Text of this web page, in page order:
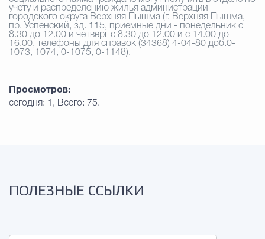
учету и распределению жилья администрации
городского округа Верхняя Пышма (г. Верхняя Пышма,
пр. Успенский, зд. 115, приемные дни - понедельник с
8.30 до 12.00 и четверг с 8.30 до 12.00 и с 14.00 до
16.00, телефоны для справок (34368) 4-04-80 доб.0-
1073, 1074, 0-1075, 0-1148).
Просмотров:
сегодня: 1, Всего: 75.
ПОЛЕЗНЫЕ ССЫЛКИ